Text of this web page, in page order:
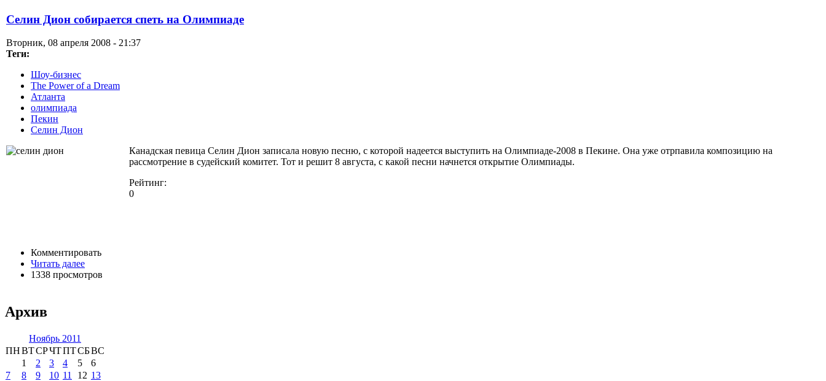
Селин Дион собирается спеть на Олимпиаде
Вторник, 08 апреля 2008 - 21:37
Теги:
Шоу-бизнес
The Power of a Dream
Атланта
олимпиада
Пекин
Селин Дион
Канадская певица Селин Дион записала новую песню, с которой надеется выступить на Олимпиаде-2008 в Пекине. Она уже отрпавила композицию на
рассмотрение в судейский комитет. Тот и решит 8 августа, с какой песни начнется открытие Олимпиады.
Рейтинг:
0
Комментировать
Читать далее
1338 просмотров
Архив
Ноябрь 2011
ПНВТСРЧТПТСБВС
1
2 3 4 5
6
7
8 9 10 11 12 13